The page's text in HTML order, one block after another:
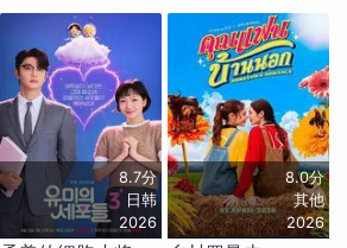
8.7分
日韩
2026
8.0分
其他
2026